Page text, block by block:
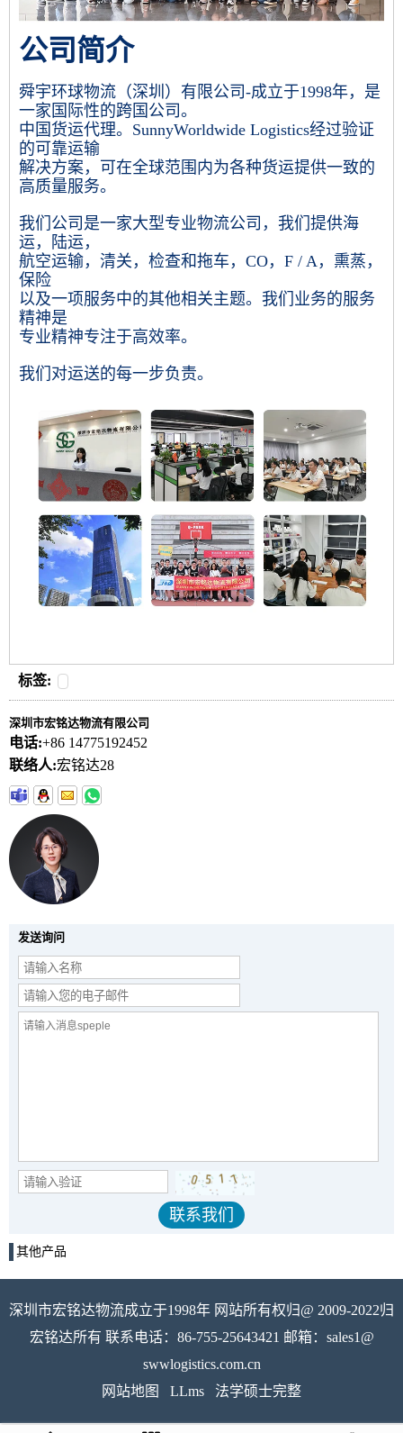
公司简介
舜宇环球物流（深圳）有限公司-成立于1998年，是
一家国际性的跨国公司。
中国货运代理。SunnyWorldwide Logistics经过验证
的可靠运输
解决方案，可在全球范围内为各种货运提供一致的
高质量服务。
我们公司是一家大型专业物流公司，我们提供海
运，陆运，
航空运输，清关，检查和拖车，CO，F / A，熏蒸，
保险
以及一项服务中的其他相关主题。我们业务的服务
精神是
专业精神专注于高效率。
我们对运送的每一步负责。
标签:
深圳市宏铭达物流有限公司
电话:+86 14775192452
联络人:宏铭达28
发送询问
其他产品
深圳市宏铭达物流成立于1998年 网站所有权归@ 2009-2022归
宏铭达所有 联系电话：86-755-25643421 邮箱：sales1@
swwlogistics.com.cn
网站地图
LLms 法学硕士完整